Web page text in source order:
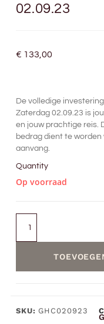
02.09.23
€ 133,00
De volledige
Zaterdag 02.09.23 is
en jouw prachtige reis.
bedrag dient te worden
aanvang.
Quantity
Op voorraad
SKU: GHC020923